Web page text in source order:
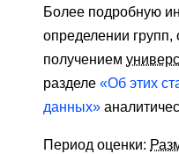
Более подробную
определении
получением
разделе «Об этих
данных»
Период оценки: